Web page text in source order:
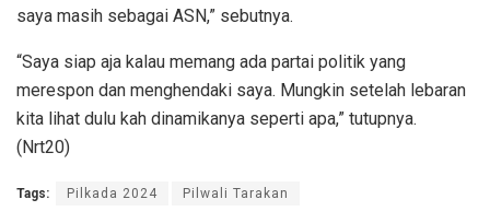
saya masih sebagai ASN,” sebutnya.
“Saya siap aja kalau memang ada partai politik yang
merespon dan menghendaki saya. Mungkin setelah lebaran
kita lihat dulu kah dinamikanya seperti apa,” tutupnya.
(Nrt20)
Tags: Pilkada 2024 Pilwali Tarakan